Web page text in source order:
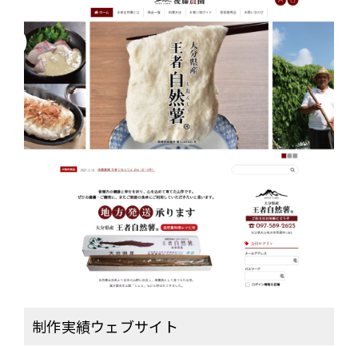
ペ
ー
ジ
制
作
「後
藤
農
様
は
制作実績ウェブサイト